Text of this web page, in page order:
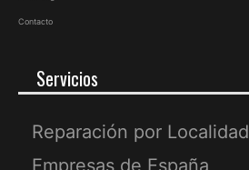
Contacto
Servicios
Reparación por Localidad
Empresas de España